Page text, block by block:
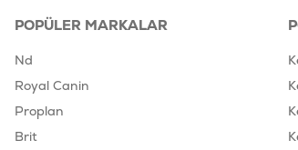
POPÜLER MARKALAR
Nd
Royal Canin
Proplan
Brit